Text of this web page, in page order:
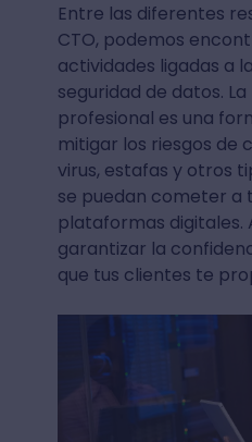
Entre las diferentes
CTO, podemos
actividades ligadas a
seguridad de datos.
profesional es una
mitigar los riesgos de
virus, estafas y otros
se puedan cometer a
plataformas digitales.
garantizar la
que tus clientes te